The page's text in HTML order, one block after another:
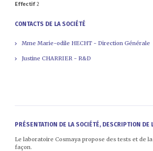
Effectif2
CONTACTS DE LA SOCIÉTÉ
Mme Marie-odile HECHT - Direction Générale
Justine CHARRIER - R&D
PRÉSENTATION DE LA SOCIÉTÉ, DESCRIPTION DE
Le laboratoire Cosmaya propose des tests et de
façon.